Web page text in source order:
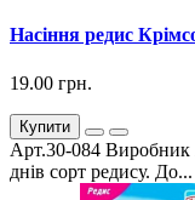
Насіння редис
19.00 грн.
Купити
Арт.30-084 Виробник
днів сорт редису. До...